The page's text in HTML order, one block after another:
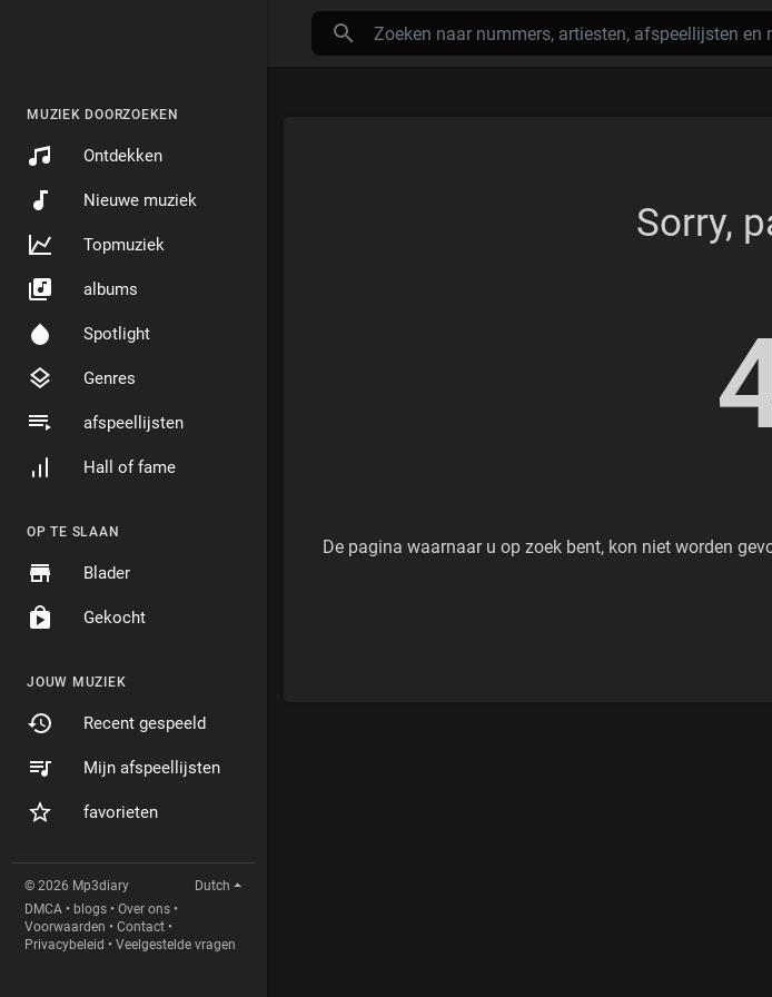
MUZIEK DOORZOEKEN
Ontdekken
Nieuwe muziek
Topmuziek
albums
Spotlight
Genres
afspeellijsten
Hall of fame
OP TE SLAAN
Blader
Gekocht
JOUW MUZIEK
Recent gespeeld
Mijn afspeellijsten
favorieten
© 2026 Mp3diary
Dutch
DMCA • blogs • Over ons •
Voorwaarden • Contact •
Privacybeleid • Veelgestelde vragen
Sorry,
De pagina waarnaar u op zoek bent, kon niet worden